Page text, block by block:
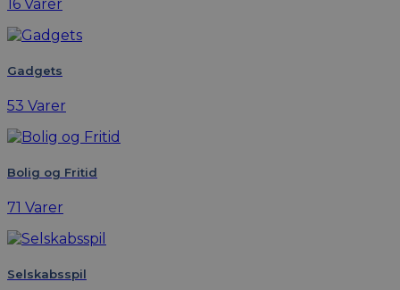
16 Varer
Gadgets
53 Varer
Bolig og Fritid
71 Varer
Selskabsspil